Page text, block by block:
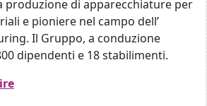
produzione di apparecchiature per
e pioniere nel campo dell’
Il Gruppo, a conduzione
dipendenti e 18 stabilimenti.